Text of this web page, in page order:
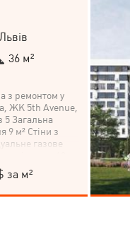
36 м²
з ремонтом у
ЖК 5th Avenue,
5 Загальна
9 м² Стіни з
газове
розв'язка.
проживання
за м²